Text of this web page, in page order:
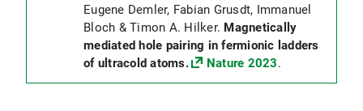
Eugene Demler, Fabian Grusdt, Immanuel
Bloch & Timon A. Hilker. Magnetically
mediated hole pairing in fermionic ladders
of ultracold atoms.
Nature 2023.